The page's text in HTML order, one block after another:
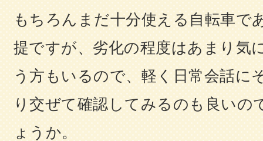
もちろんまだ十分使える自転車で
提ですが、劣化の程度はあまり気
う方もいるので、軽く日常会話に
り交ぜて確認してみるのも良いの
ょうか。